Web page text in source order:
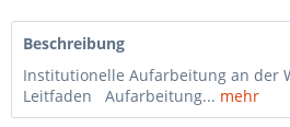
Beschreibung
Institutionelle Aufarbeitung an der
Leitfaden Aufarbeitung... mehr